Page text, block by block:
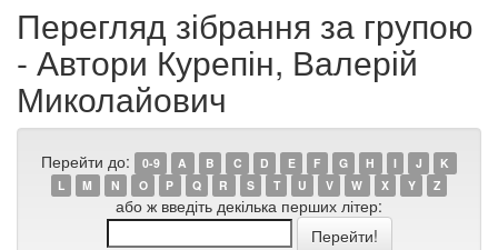
Перегляд зібрання за групою
- Автори Курепін, Валерій
Миколайович
Перейти до: 0-9 A B C D E F G H I J
K
L
M N O P Q R S T U V W X Y Z
або ж введіть декілька перших літер: